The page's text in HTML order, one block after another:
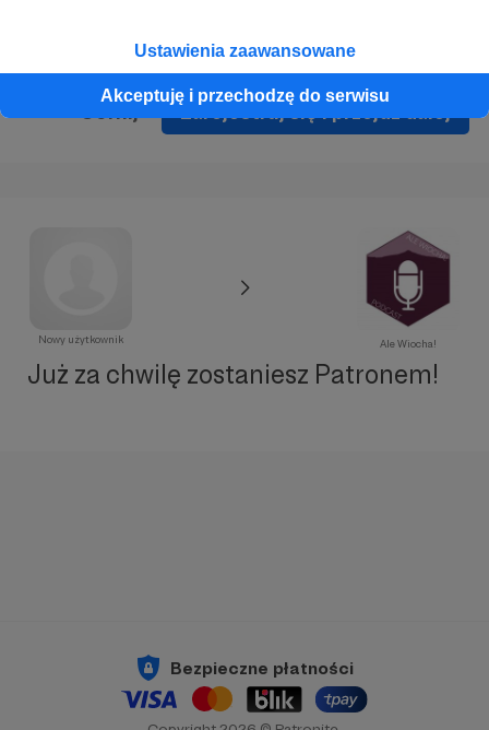
Ustawienia zaawansowane
Akceptuję i przechodzę do serwisu
Zarejestruj się i przejdź dalej
Nowy użytkownik Ale Wiocha!
Już za chwilę zostaniesz Patronem!
Bezpieczne płatności